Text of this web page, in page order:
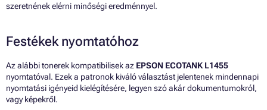
szeretnének elérni minőségi eredménnyel.
Festékek nyomtatóhoz
Az alábbi tonerek kompatibilisek az EPSON ECOTANK L1455
nyomtatóval. Ezek a patronok kiváló választást jelentenek mindennapi
nyomtatási igényeid kielégítésére, legyen szó akár dokumentumokról,
vagy képekről.